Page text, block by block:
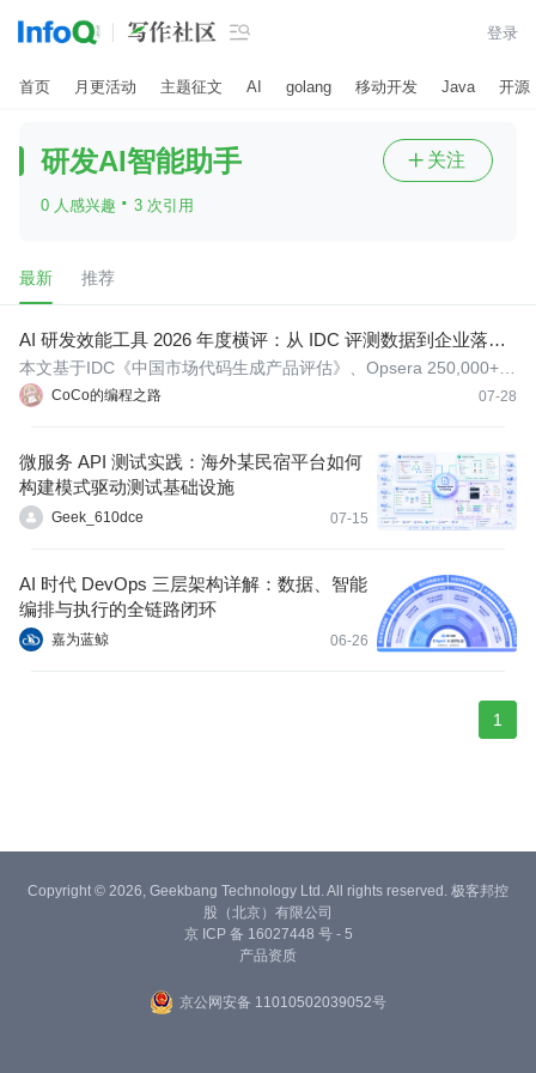
 登录
首页 月更活动 主题征文 AI golang 移动开发 Java 开源
研发AI智能助手
0 人感兴趣 · 3 次引用
 关注
最新 推荐
AI 研发效能工具 2026 年度横评：从 IDC 评测数据到企业落地
实践，哪款值得投入？
CoCo的编程之路 07-28
本文基于IDC《中国市场代码生成产品评估》、Opsera 250,000+开
发者调研数据，对6款主流AI研发工具在代码质量、Agent自主性、
微服务 API 测试实践：海外某民宿平台如何
构建模式驱动测试基础设施
Geek_610dce 07-15
AI 时代 DevOps 三层架构详解：数据、智能
编排与执行的全链路闭环
嘉为蓝鲸 06-26
1
Copyright © 2026, Geekbang Technology Ltd. All rights reserved. 极客邦控
股（北京）有限公司
京 ICP 备 16027448 号 - 5
产品资质
京公网安备 11010502039052号